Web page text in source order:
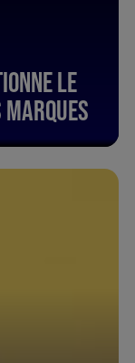
le